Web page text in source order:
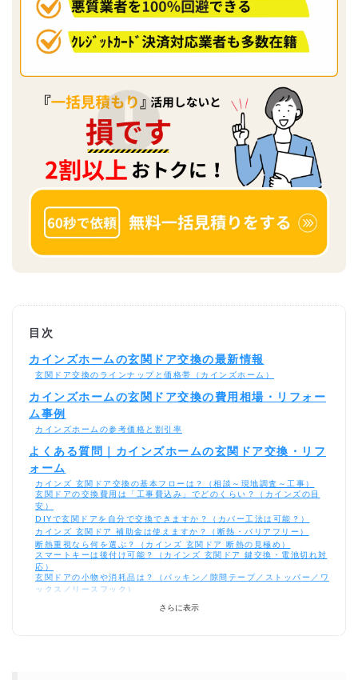
目次
カインズホームの玄関ドア交換の最新情報
玄関ドア交換のラインナップと価格帯（カインズホーム）
カインズホームの玄関ドア交換の費用相場・リフォー
ム事例
カインズホームの参考価格と割引率
よくある質問｜カインズホームの玄関ドア交換・リフ
ォーム
カインズ 玄関ドア交換の基本フローは？（相談～現地調査～工事）
玄関ドアの交換費用は「工事費込み」でどのくらい？（カインズの目
安）
DIYで玄関ドアを自分で交換できますか？（カバー工法は可能？）
カインズ 玄関ドア 補助金は使えますか？（断熱・バリアフリー）
断熱重視なら何を選ぶ？（カインズ 玄関ドア 断熱の見極め）
スマートキーは後付け可能？（カインズ 玄関ドア 鍵交換・電池切れ対
応）
玄関ドアの小物や消耗品は？（パッキン／隙間テープ／ストッパー／ワ
ックス／リースフック）
引戸への変更は可能？（開き戸→玄関引戸／バリアフリー対応）
見積もりの比較ポイントは？（カインズ 玄関ドア リフォーム vs 専門
さらに表示